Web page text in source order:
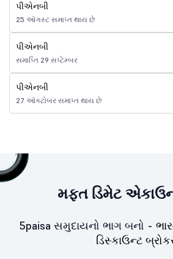
પીએનબી
25 ઑગસ્ટ સમાપ્ત થાય છે
પીએનબી
સમાપ્તિ 29 સપ્ટેમ્બર
પીએનબી
27 ઑક્ટોબર સમાપ્ત થાય છે
મફત ડિમેટ
5paisa સમુદાયનો ભાગ બનો -
ડિસ્કાઉન્ટ